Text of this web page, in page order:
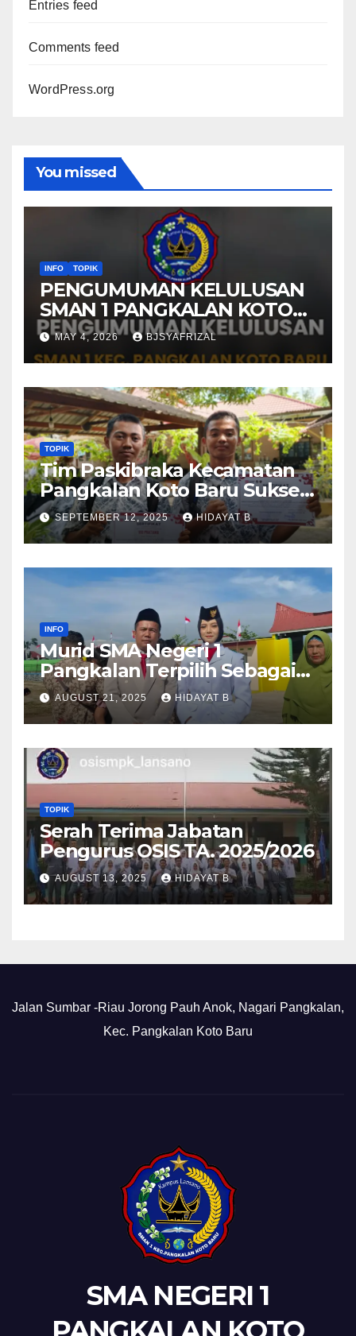
Entries feed
Comments feed
WordPress.org
You missed
INFO TOPIK
PENGUMUMAN KELULUSAN
SMAN 1 PANGKALAN KOTO
BARU TAHUN AJARAN 2025-
2026
MAY 4, 2026 BJSYAFRIZAL
TOPIK
Tim Paskibraka Kecamatan
Pangkalan Koto Baru Sukses
Laksanakan Tugas pada
Upacara 17 Agustus 2025
SEPTEMBER 12, 2025 HIDAYAT B
INFO
Murid SMA Negeri 1
Pangkalan Terpilih Sebagai
Anggota Paskibra Tingkat
Kabupaten Lima Puluh Kota
AUGUST 21, 2025 HIDAYAT B
TOPIK
Serah Terima Jabatan
Pengurus OSIS TA. 2025/2026
AUGUST 13, 2025 HIDAYAT B
Jalan Sumbar -Riau Jorong Pauh Anok, Nagari Pangkalan,
Kec. Pangkalan Koto Baru
SMA NEGERI 1